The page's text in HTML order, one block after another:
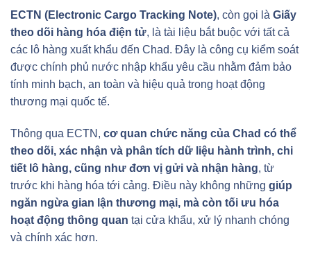
ECTN (Electronic Cargo Tracking Note), còn gọi là Giấy
theo dõi hàng hóa điện tử, là tài liệu bắt buộc với tất cả
các lô hàng xuất khẩu đến Chad. Đây là công cụ kiểm soát
được chính phủ nước nhập khẩu yêu cầu nhằm đảm bảo
tính minh bạch, an toàn và hiệu quả trong hoạt động
thương mại quốc tế.
Thông qua ECTN, cơ quan chức năng của Chad có thể
theo dõi, xác nhận và phân tích dữ liệu hành trình, chi
tiết lô hàng, cũng như đơn vị gửi và nhận hàng, từ
trước khi hàng hóa tới cảng. Điều này không những giúp
ngăn ngừa gian lận thương mại, mà còn tối ưu hóa
hoạt động thông quan tại cửa khẩu, xử lý nhanh chóng
và chính xác hơn.